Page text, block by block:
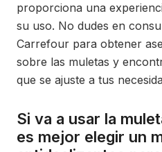
proporciona una
su uso. No dudes en
Carrefour para obtener
sobre las muletas y
que se ajuste a tus
Si va a usar la
es mejor elegir un